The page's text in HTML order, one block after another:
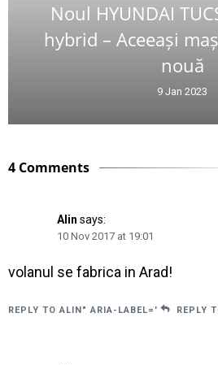
Noul HYUNDAI
hybrid – Aceeași
nouă
9 Jan 2023
4 Comments
Alin says:
10 Nov 2017 at 19:01
volanul se fabrica in Arad!
REPLY TO ALIN" ARIA-LABEL=' REPLY